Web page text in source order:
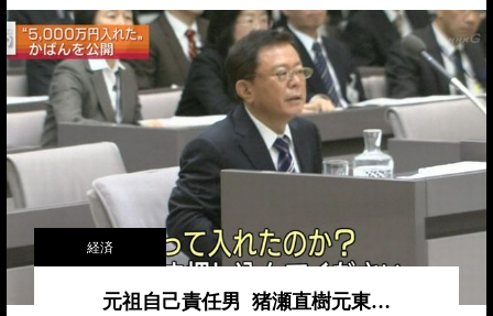
経済
元祖自己責任男 猪瀬直樹元東…